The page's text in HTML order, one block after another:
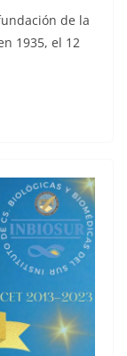
de la
1935, el 12